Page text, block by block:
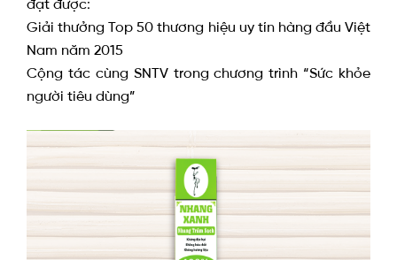
đạt được:
Giải thưởng Top 50 thương hiệu uy tín hàng đầu Việt
Nam năm 2015
Cộng tác cùng SNTV trong chương trình “Sức khỏe
người tiêu dùng”